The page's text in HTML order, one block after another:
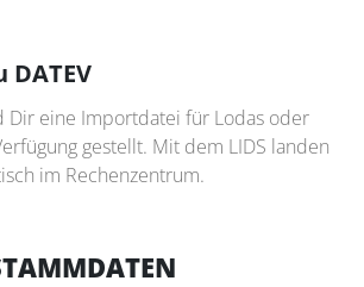
Dir eine Importdatei für Lodas oder
gestellt. Mit dem LIDS landen
im Rechenzentrum.